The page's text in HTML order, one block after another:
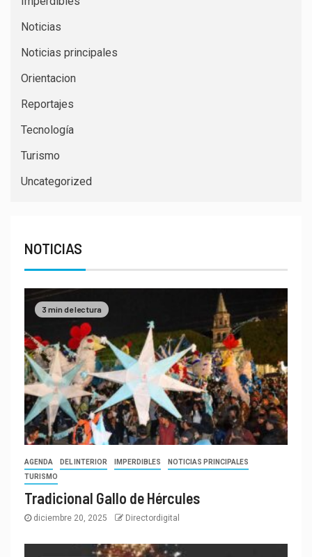
Noticias
Noticias principales
Orientacion
Reportajes
Tecnología
Turismo
Uncategorized
NOTICIAS
3 min de lectura
AGENDA DEL INTERIOR IMPERDIBLES
NOTICIAS PRINCIPALES
TURISMO
Tradicional Gallo de Hércules
diciembre 20, 2025 Directordigital